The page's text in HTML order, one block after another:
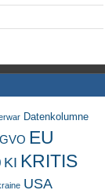
Datenkolumne
EU
KI KRITIS
USA